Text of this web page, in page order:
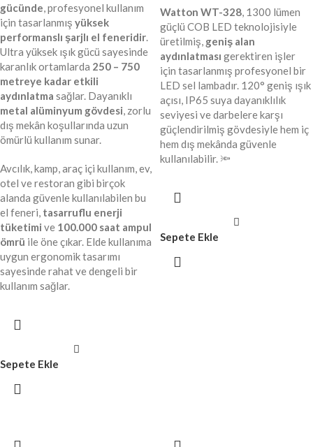
gücünde, profesyonel kullanım
için tasarlanmış yüksek
performanslı şarjlı el feneridir.
Ultra yüksek ışık gücü sayesinde
karanlık ortamlarda 250 – 750
metreye kadar etkili
aydınlatma sağlar. Dayanıklı
metal alüminyum gövdesi, zorlu
dış mekân koşullarında uzun
ömürlü kullanım sunar.
Avcılık, kamp, araç içi kullanım, ev,
otel ve restoran gibi birçok
alanda güvenle kullanılabilen bu
el feneri, tasarruflu enerji
tüketimi ve 100.000 saat ampul
ömrü ile öne çıkar. Elde kullanıma
uygun ergonomik tasarımı
sayesinde rahat ve dengeli bir
kullanım sağlar.
Sepete Ekle
Watton WT-328, 1300 lümen
güçlü COB LED teknolojisiyle
üretilmiş, geniş alan
aydınlatması gerektiren işler
için tasarlanmış profesyonel bir
LED sel lambadır. 120° geniş ışık
açısı, IP65 suya dayanıklılık
seviyesi ve darbelere karşı
güçlendirilmiş gövdesiyle hem iç
hem dış mekânda güvenle
kullanılabilir. 🔦
Sepete Ekle